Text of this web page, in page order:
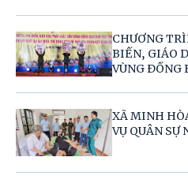
CHƯƠNG
BIẾN, GIÁO
VÙNG ĐỒNG
XÃ MINH
VỤ QUÂN SỰ